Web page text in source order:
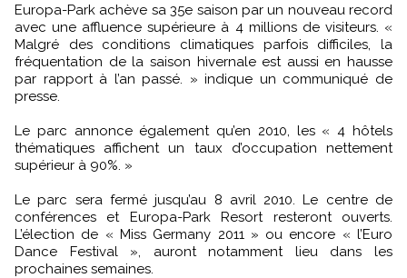
Europa-Park achève sa 35e saison par un nouveau record
avec une affluence supérieure à 4 millions de visiteurs. «
Malgré des conditions climatiques parfois difficiles, la
fréquentation de la saison hivernale est aussi en hausse
par rapport à l’an passé. » indique un communiqué de
presse.
Le parc annonce également qu’en 2010, les « 4 hôtels
thématiques affichent un taux d’occupation nettement
supérieur à 90%. »
Le parc sera fermé jusqu’au 8 avril 2010. Le centre de
conférences et Europa-Park Resort resteront ouverts.
L’élection de « Miss Germany 2011 » ou encore « l’Euro
Dance Festival », auront notamment lieu dans les
prochaines semaines.